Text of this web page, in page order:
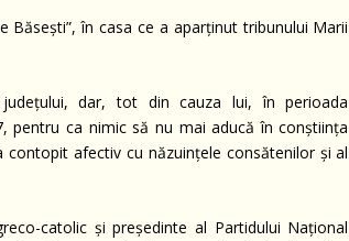
în casa ce a aparținut tribunului Marii
dar, tot din cauza lui, în perioada
pentru ca nimic să nu mai aducă în conștiința
afectiv cu năzuințele consătenilor și al
catolic şi preşedinte al Partidului Naţional